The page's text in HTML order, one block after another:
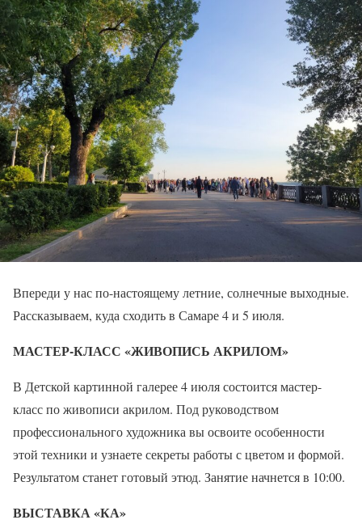
Впереди у нас по-настоящему летние, солнечные выходные.
Рассказываем, куда сходить в Самаре 4 и 5 июля.
МАСТЕР-КЛАСС «ЖИВОПИСЬ АКРИЛОМ»
В Детской картинной галерее 4 июля состоится мастер-
класс по живописи акрилом. Под руководством
профессионального художника вы освоите особенности
этой техники и узнаете секреты работы с цветом и формой.
Результатом станет готовый этюд. Занятие начнется в 10:00.
ВЫСТАВКА «КА»